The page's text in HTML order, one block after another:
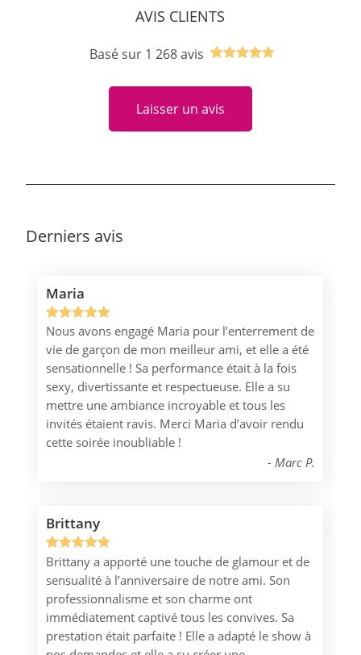
AVIS CLIENTS
Basé sur 1 268 avis
sur 5
basé sur
notation
Laisser un avis
Derniers avis
Maria
Noté5.00
sur 5
basé sur
1
notation
client
Nous avons engagé Maria pour l’enterrement de
vie de garçon de mon meilleur ami, et elle a été
sensationnelle ! Sa performance était à la fois
sexy, divertissante et respectueuse. Elle a su
mettre une ambiance incroyable et tous les
invités étaient ravis. Merci Maria d’avoir rendu
cette soirée inoubliable !
Marc P.
Brittany
Noté5.00
sur 5
basé sur
1
notation
client
Brittany a apporté une touche de glamour et de
sensualité à l’anniversaire de notre ami. Son
professionnalisme et son charme ont
immédiatement captivé tous les convives. Sa
prestation était parfaite ! Elle a adapté le show à